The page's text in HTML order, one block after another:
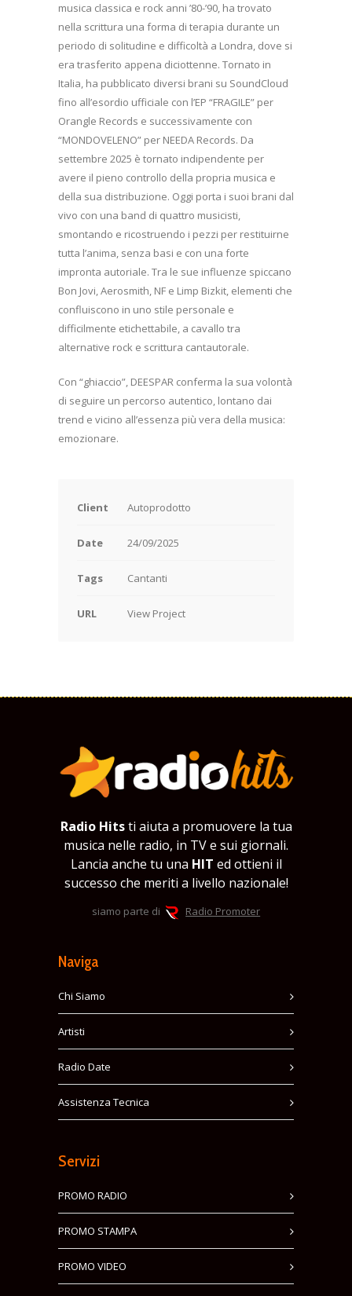
musica classica e rock anni ’80-’90, ha trovato
nella scrittura una forma di terapia durante un
periodo di solitudine e difficoltà a Londra, dove si
era trasferito appena diciottenne. Tornato in
Italia, ha pubblicato diversi brani su SoundCloud
fino all’esordio ufficiale con l’EP “FRAGILE” per
Orangle Records e successivamente con
“MONDOVELENO” per NEEDA Records. Da
settembre 2025 è tornato indipendente per
avere il pieno controllo della propria musica e
della sua distribuzione. Oggi porta i suoi brani dal
vivo con una band di quattro musicisti,
smontando e ricostruendo i pezzi per restituirne
tutta l’anima, senza basi e con una forte
impronta autoriale. Tra le sue influenze spiccano
Bon Jovi, Aerosmith, NF e Limp Bizkit, elementi che
confluiscono in uno stile personale e
difficilmente etichettabile, a cavallo tra
alternative rock e scrittura cantautorale.
Con “ghiaccio”, DEESPAR conferma la sua volontà
di seguire un percorso autentico, lontano dai
trend e vicino all’essenza più vera della musica:
emozionare.
Client Autoprodotto
Date 24/09/2025
Tags Cantanti
URL View Project
Radio Hitsti aiuta a promuovere la tua
musica nelle radio, in TV e sui giornali.
Lancia anche tu una HIT ed ottieni il
successo che meriti a livello nazionale!
siamo parte di Radio Promoter
Naviga
Chi Siamo
Artisti
Radio Date
Assistenza Tecnica
Servizi
PROMO RADIO
PROMO STAMPA
PROMO VIDEO